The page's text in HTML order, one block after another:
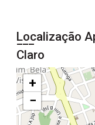
Localização
Claro
+
−